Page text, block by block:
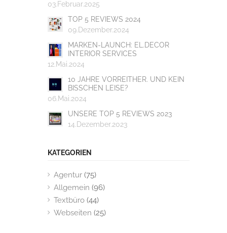
03.Februar.2025
TOP 5 REVIEWS 2024
09.Dezember.2024
MARKEN-LAUNCH: EL.DECOR
INTERIOR SERVICES
12.Mai.2024
10 JAHRE VORREITHER. UND KEIN
BISSCHEN LEISE?
06.Mai.2024
UNSERE TOP 5 REVIEWS 2023
14.Dezember.2023
KATEGORIEN
Agentur (75)
Allgemein (96)
Textbüro (44)
Webseiten (25)